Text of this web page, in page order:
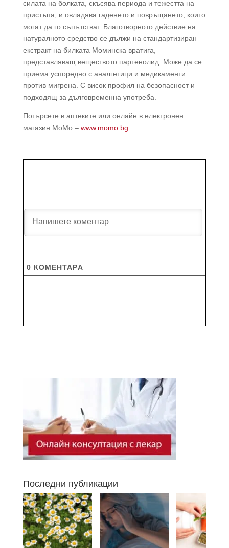
силата на болката, скъсява периода и тежестта на
пристъпа, и овладява гаденето и повръщането, които
могат да го съпътстват. Благотворното действие на
натуралното средство се дължи на стандартизиран
екстракт на билката Моминска вратига,
представляващ веществото партенолид. Може да се
приема успоредно с аналгетици и медикаменти
против мигрена. С висок профил на безопасност и
подходящ за дълговременна употреба.
Потърсете в аптеките или онлайн в електронен
магазин МоМо – www.momo.bg
0 КОМЕНТАРA
Последни публикации